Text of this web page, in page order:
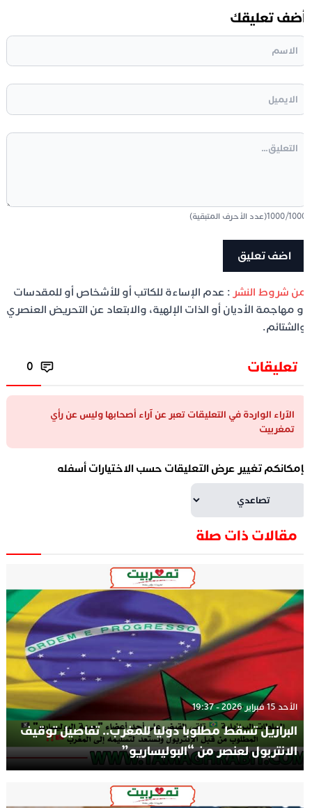
تعليقك
/
1000(عدد الأحرف المتبقية)
شروط النشر: عدم الإساءة للكاتب أو للأشخاص أو للمقدسات
مهاجمة الأديان أو الذات الإلهية، والابتعاد عن التحريض العنصري
تعليقات 0
الآراء الواردة في التعليقات تعبر عن آراء أصحابها وليس عن رأي
تمغربيت
تغيير عرض التعليقات حسب الاختيارات أسفله
مقالات ذات صلة
الأحد 15 فبراير 2026 - 19:37
البرازيل تسقط مطلوبا دوليا للمغرب.. تفاصيل توقيف
الانتربول لعنصر من “البوليساريو”